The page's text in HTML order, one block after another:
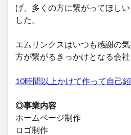
げ、多くの方に繋がってほし
した。
エムリンクスはいつも感謝の
方が繋がるきっかけとなる会社
10時間以上かけて作って自己
◎事業内容
ホームページ制作
ロゴ制作